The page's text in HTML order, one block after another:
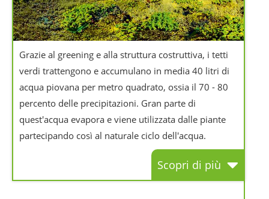
Grazie al greening e alla struttura costruttiva, i tetti
verdi trattengono e accumulano in media 40 litri di
acqua piovana per metro quadrato, ossia il 70 - 80
percento delle precipitazioni. Gran parte di
quest'acqua evapora e viene utilizzata dalle piante
partecipando così al naturale ciclo dell'acqua.
Scopri di più